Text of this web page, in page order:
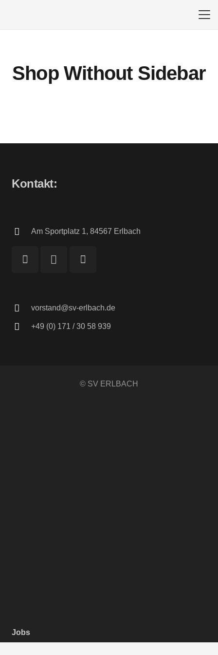
Shop Without Sidebar
Kontakt:
Am Sportplatz 1, 84567 Erlbach
vorstand@sv-erlbach.de
+49 (0) 171 / 30 58 939
© SV ERLBACH
Jobs